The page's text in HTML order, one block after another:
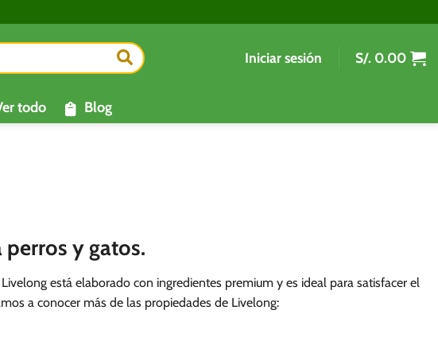
Iniciar sesión S/. 0.00
todo Blog
y gatos.
está elaborado con ingredientes premium y es ideal para satisfacer el
a conocer más de las propiedades de Livelong: